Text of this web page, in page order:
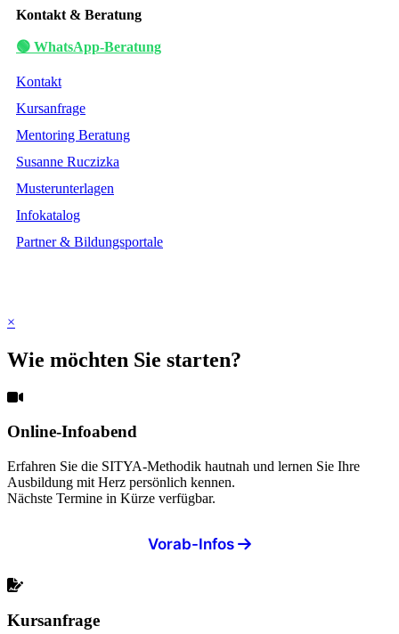
Kontakt & Beratung
🟢 WhatsApp-Beratung
Kontakt
Kursanfrage
Mentoring Beratung
Susanne Ruczizka
Musterunterlagen
Infokatalog
Partner & Bildungsportale
×
Wie möchten Sie starten?
Online-Infoabend
Erfahren Sie die SITYA-Methodik hautnah und lernen Sie Ihre
Ausbildung mit Herz persönlich kennen.
Nächste Termine in Kürze verfügbar.
Vorab-Infos
Kursanfrage